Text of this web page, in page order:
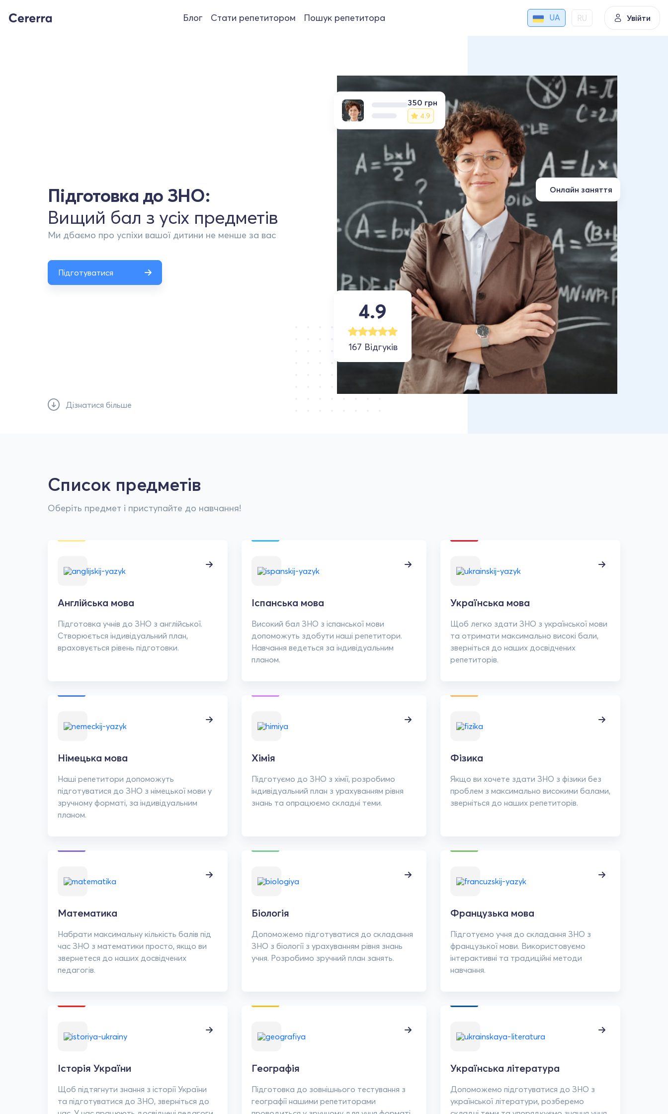
Блог Стати репетитором Пошук репетитора UA RU Увійти
Підготовка до ЗНО:
Вищий бал з усіх предметів
Ми дбаємо про успіхи вашої дитини не менше за вас
Підготуватися
Дізнатися більше
4.9
167 Відгуків
Онлайн заняття
350 грн
4.9
Список предметів
Оберіть предмет і приступайте до навчання!
Англійська мова
Підготовка учнів до ЗНО з англійської.
Створюється індивідуальний план,
враховується рівень підготовки.
Іспанська мова
Високий бал ЗНО з іспанської мови
допоможуть здобути наші репетитори.
Навчання ведеться за індивідуальним
планом.
Українська мова
Щоб легко здати ЗНО з української мови
та отримати максимально високі бали,
зверніться до наших досвідчених
репетиторів.
Німецька мова
Наші репетитори допоможуть
підготуватися до ЗНО з німецької мови у
зручному форматі, за індивідуальним
планом.
Хімія
Підготуємо до ЗНО з хімії, розробимо
індивідуальний план з урахуванням рівня
знань та опрацюємо складні теми.
Фізика
Якщо ви хочете здати ЗНО з фізики без
проблем з максимально високими балами,
зверніться до наших репетиторів.
Математика
Набрати максимальну кількість балів під
час ЗНО з математики просто, якщо ви
звернетеся до наших досвідчених
педагогів.
Біологія
Допоможемо підготуватися до складання
ЗНО з біології з урахуванням рівня знань
учня. Розробимо зручний план занять.
Французька мова
Підготуємо учня до складання ЗНО з
французької мови. Використовуємо
інтерактивні та традиційні методи
навчання.
Історія України
Щоб підтягнути знання з історії України
та підготуватися до ЗНО, зверніться до
Географія
Підготовка до зовнішнього тестування з
географії нашими репетиторами
Українська література
Допоможемо підготуватися до ЗНО з
української літератури, розберемо